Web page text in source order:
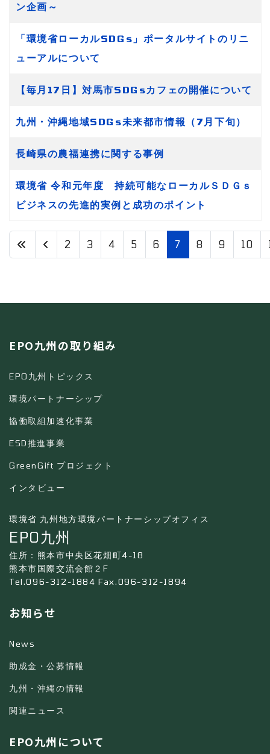
ン企画～
「環境省ローカルSDGs」ポータルサイトのリニ
ューアルについて
【毎月17日】対馬市SDGsカフェの開催について
九州・沖縄地域SDGs未来都市情報（7月下旬）
長崎県の農福連携に関する事例
環境省 令和元年度 持続可能なローカルＳＤＧｓ
ビジネスの先進的実例と成功のポイント
7 / 65
2 3 4 5 6 7 8 9 10
EPO九州の取り組み
EPO九州トピックス
環境パートナーシップ
協働取組加速化事業
ESD推進事業
GreenGift プロジェクト
インタビュー
環境省 九州地方環境パートナーシップオフィス
EPO九州
住所：熊本市中央区花畑町4-18
熊本市国際交流会館２F
Tel.096-312-1884 Fax.096-312-1894
お知らせ
News
助成金・公募情報
九州・沖縄の情報
関連ニュース
EPO九州について